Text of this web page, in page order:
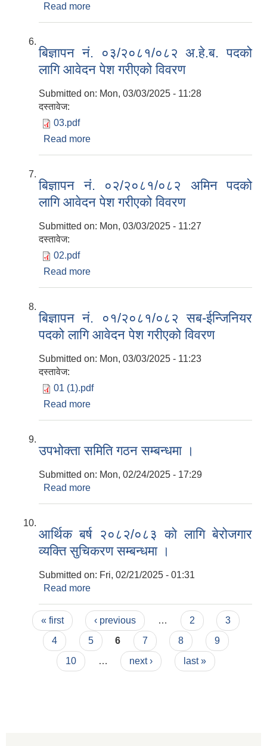
Read more
बिज्ञापन नं. ०३/२०८१/०८२ अ.हे.ब. पदको
लागि आवेदन पेश गरीएको विवरण
Submitted on: Mon, 03/03/2025 - 11:28
दस्तावेज:
03.pdf
Read more
बिज्ञापन नं. ०२/२०८१/०८२ अमिन पदको
लागि आवेदन पेश गरीएको विवरण
Submitted on: Mon, 03/03/2025 - 11:27
दस्तावेज:
02.pdf
Read more
बिज्ञापन नं. ०१/२०८१/०८२ सब-ईन्जिनियर
पदको लागि आवेदन पेश गरीएको विवरण
Submitted on: Mon, 03/03/2025 - 11:23
दस्तावेज:
01 (1).pdf
Read more
उपभोक्ता समिति गठन सम्बन्धमा ।
Submitted on: Mon, 02/24/2025 - 17:29
Read more
आर्थिक बर्ष २०८२/०८३ काे लागि बेरोजगार
व्यक्ति सुचिकरण सम्बन्धमा ।
Submitted on: Fri, 02/21/2025 - 01:31
Read more
Pages
« first ‹ previous … 2
3
4
5 6 7 8
9
10
… next › last »